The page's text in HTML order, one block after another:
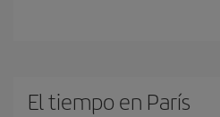
El tiempo en París